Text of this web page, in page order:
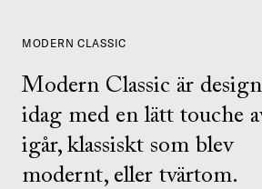
MODERN CLASSIC
Modern Classic är
idag med en lätt touche
igår, klassiskt som blev
modernt, eller tvärtom.